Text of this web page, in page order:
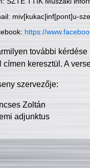
miv[kukac]inf[pont]u-
https://
további
címen keresztül. A
szervezője:
Zoltán
adjunktus